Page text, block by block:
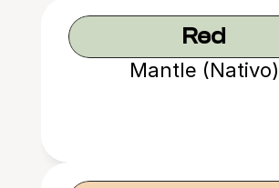
Red
Mantle (Nativo)